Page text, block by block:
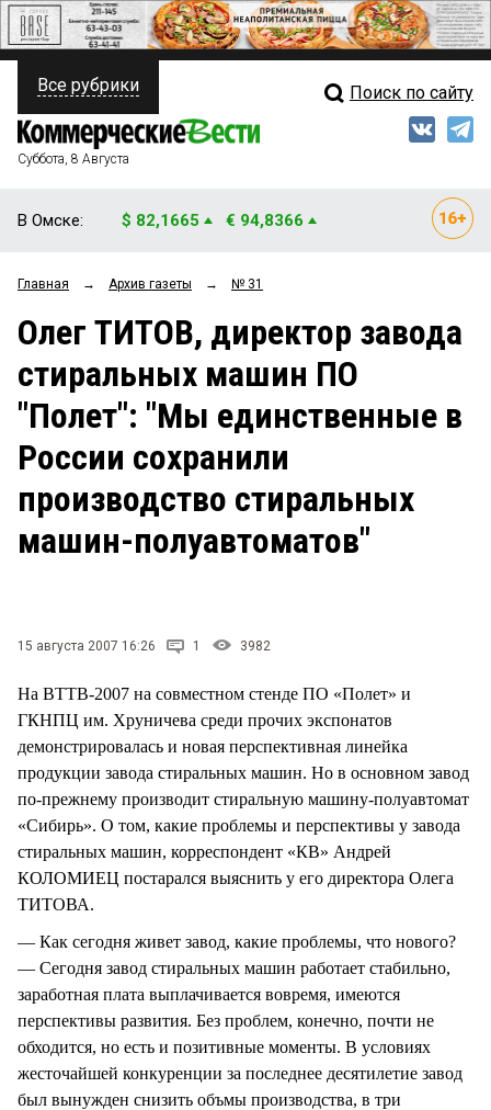
ПОЛИТИКА
ФИНАНСЫ
ОБЩЕСТВО
ЗАКОН
НОВОСТИ КОМПАНИЙ
СТИЛЬ ЖИЗНИ
Свежий выпуск
Рейтинги
Блоги
Архив
Все рубрики Поиск по сайту
Суббота, 8 Августа
В Омске: $ 82,1665 € 94,8366
Главная → Архив газеты → № 31
Олег ТИТОВ, директор завода
стиральных машин ПО
"Полет": "Мы единственные в
России сохранили
производство стиральных
машин-полуавтоматов"
15 августа 2007 16:26 1 3982
На ВТТВ-2007 на совместном стенде ПО «Полет» и
ГКНПЦ им. Хруничева среди прочих экспонатов
демонстрировалась и новая перспективная линейка
продукции завода стиральных машин. Но в основном завод
по-прежнему производит стиральную машину-полуавтомат
«Сибирь». О том, какие проблемы и перспективы у завода
стиральных машин, корреспондент «КВ» Андрей
КОЛОМИЕЦ постарался выяснить у его директора Олега
ТИТОВА.
— Как сегодня живет завод, какие проблемы, что нового?
— Сегодня завод стиральных машин работает стабильно,
заработная плата выплачивается вовремя, имеются
перспективы развития. Без проблем, конечно, почти не
обходится, но есть и позитивные моменты. В условиях
жесточайшей конкуренции за последнее десятилетие завод
был вынужден снизить объмы производства, в три